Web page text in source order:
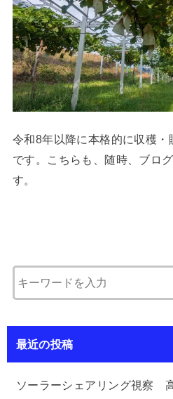
令和8年以降に本格的に収穫
です。こちらも、随時、ブロ
す。
最近の投稿
ソーラーシェアリング視察